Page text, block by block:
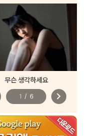
무슨 생각하세요
1 / 6 chevron_right